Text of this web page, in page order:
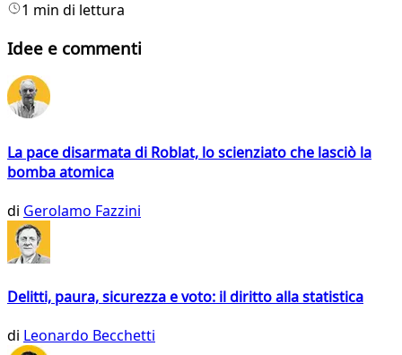
1 min di lettura
Idee e commenti
La pace disarmata di Roblat, lo scienziato che lasciò la
bomba atomica
di Gerolamo Fazzini
Delitti, paura, sicurezza e voto: il diritto alla statistica
di Leonardo Becchetti